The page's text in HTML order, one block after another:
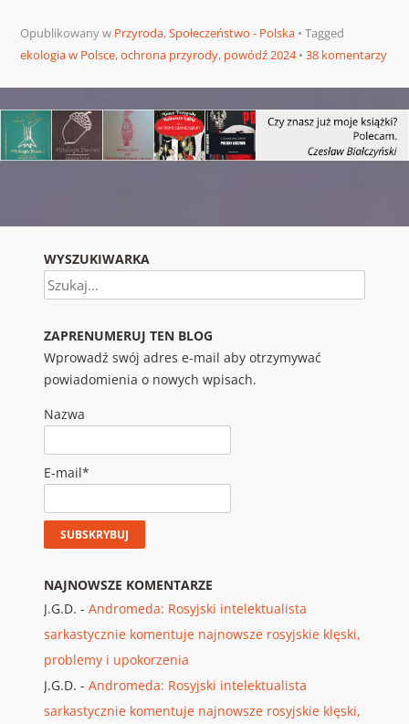
Opublikowany w Przyroda,Społeczeństwo - Polska
Tagged
ekologia w Polsce,ochrona przyrody, powódź 2024 38 komentarzy
WYSZUKIWARKA
Szukaj
ZAPRENUMERUJ TEN BLOG
Wprowadź swój adres e-mail aby otrzymywać
powiadomienia o nowych wpisach.
Nazwa
E-mail*
NAJNOWSZE KOMENTARZE
J.G.D. - Andromeda: Rosyjski intelektualista
sarkastycznie komentuje najnowsze rosyjskie klęski,
problemy i upokorzenia
J.G.D. - Andromeda: Rosyjski intelektualista
sarkastycznie komentuje najnowsze rosyjskie klęski,